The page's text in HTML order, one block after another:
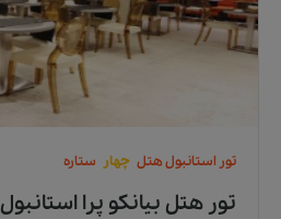
تور استانبولهتل چهار ستاره
تور هتل بیانکو پرا استانبول